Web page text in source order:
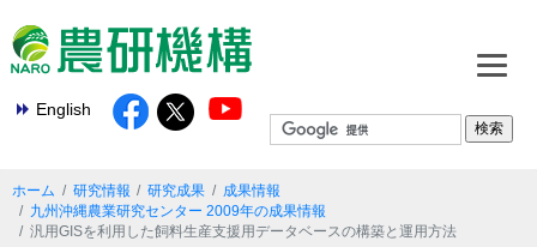
English
ホーム 研究情報 研究成果
成果情報
九州沖縄農業研究センター 2009年の成果情報
汎用GISを利用した飼料生産支援用データベースの構築と運用方法